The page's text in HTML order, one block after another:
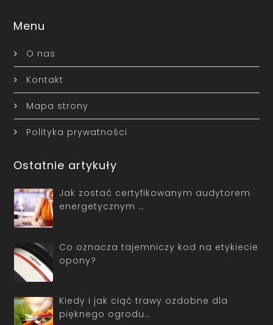
Menu
O nas
Kontakt
Mapa strony
Polityka prywatności
Ostatnie artykuły
Jak zostać certyfikowanym audytorem
energetycznym …
Co oznacza tajemniczy kod na etykiecie
opony?
Kiedy i jak ciąć trawy ozdobne dla
pięknego ogrodu…